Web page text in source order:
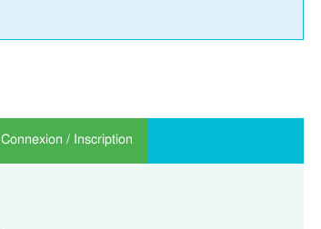
Connexion / Inscription